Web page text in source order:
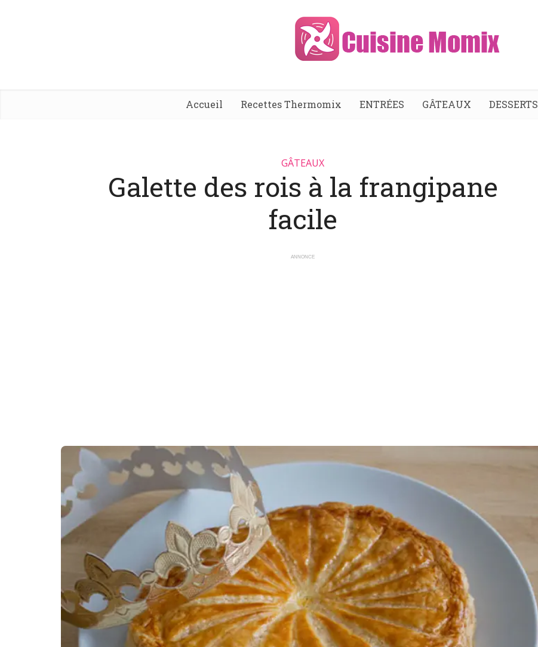
Accueil Recettes Thermomix ENTRÉES GÂTEAUX DESSERTS
GÂTEAUX
Galette des rois à la frangipane
facile
ANNONCE